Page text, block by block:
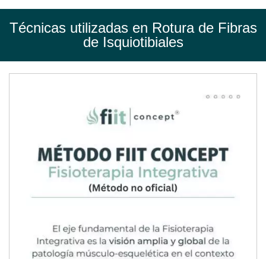
FisioClinics
Palma
de
Mallorca
Técnicas utilizadas en Rotura de Fibras
de Isquiotibiales